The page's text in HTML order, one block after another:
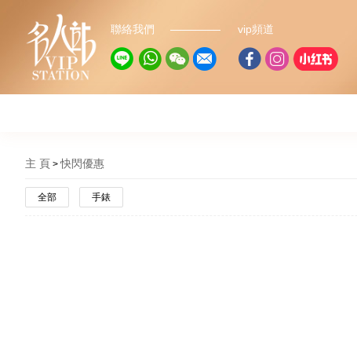
聯絡我們 vip頻道
主 頁 快閃優惠
全部 手錶